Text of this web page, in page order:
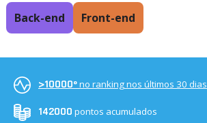
Back-end Front-end
>10000ºno ranking nos últimos 30 dias
142000 pontos acumulados